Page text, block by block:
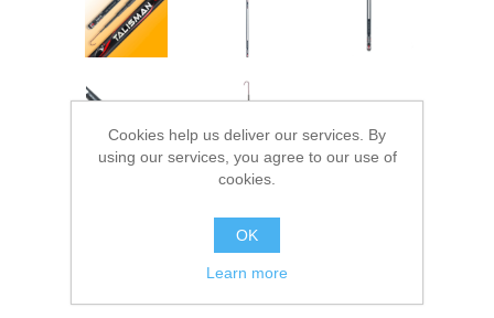
Аксессуары для лодок
Спасательные средства
Cookies help us deliver our services. By
using our services, you agree to our use of
cookies.
OK
Learn more